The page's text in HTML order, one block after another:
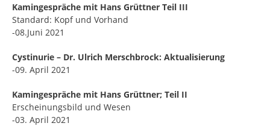
Kamingespräche mit Hans Grüttner Teil III
Standard: Kopf und Vorhand
-08.Juni 2021
Cystinurie – Dr. Ulrich Merschbrock: Aktualisierung
-09. April 2021
Kamingespräche mit Hans Grüttner; Teil II
Erscheinungsbild und Wesen
-03. April 2021